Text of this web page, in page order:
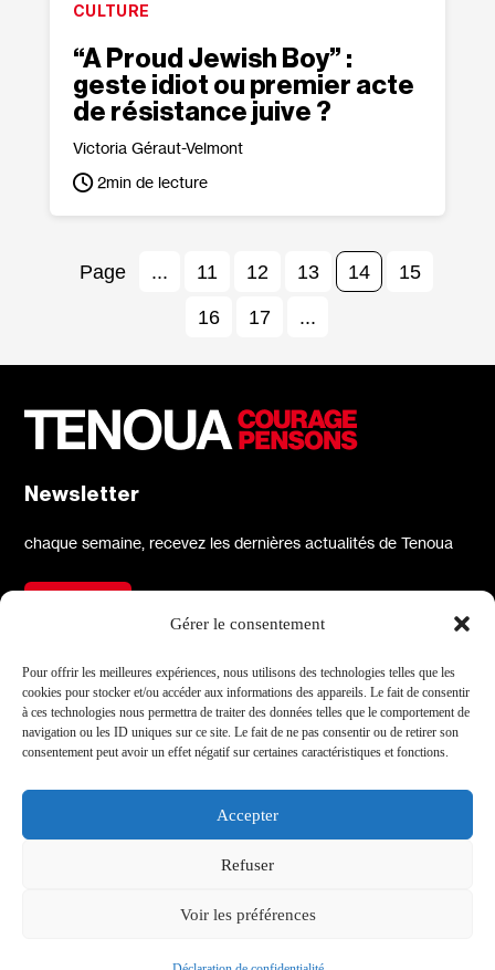
Gérer le consentement
Pour offrir les meilleures expériences, nous utilisons des technologies telles que les
cookies pour stocker et/ou accéder aux informations des appareils. Le fait de consentir
à ces technologies nous permettra de traiter des données telles que le comportement de
navigation ou les ID uniques sur ce site. Le fait de ne pas consentir ou de retirer son
consentement peut avoir un effet négatif sur certaines caractéristiques et fonctions.
Accepter
Refuser
Voir les préférences
CULTURE
“A Proud Jewish Boy” :
geste idiot ou premier acte
de résistance juive ?
Victoria Géraut-Velmont
2min de lecture
... 11 12 13 14 15
16 17 ...
Newsletter
chaque semaine, recevez les dernières actualités de Tenoua
À propos
Qui sommes-nous
L'équipe
Archives
Réseaux sociaux
Facebook
Youtube